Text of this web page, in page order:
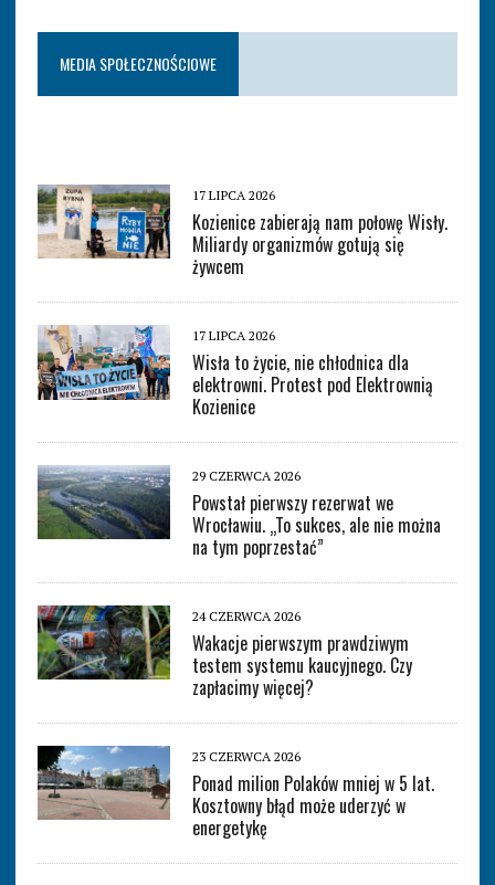
MEDIA SPOŁECZNOŚCIOWE
17 LIPCA 2026
Kozienice zabierają nam połowę Wisły.
Miliardy organizmów gotują się
żywcem
17 LIPCA 2026
Wisła to życie, nie chłodnica dla
elektrowni. Protest pod Elektrownią
Kozienice
29 CZERWCA 2026
Powstał pierwszy rezerwat we
Wrocławiu. „To sukces, ale nie można
na tym poprzestać”
24 CZERWCA 2026
Wakacje pierwszym prawdziwym
testem systemu kaucyjnego. Czy
zapłacimy więcej?
23 CZERWCA 2026
Ponad milion Polaków mniej w 5 lat.
Kosztowny błąd może uderzyć w
energetykę